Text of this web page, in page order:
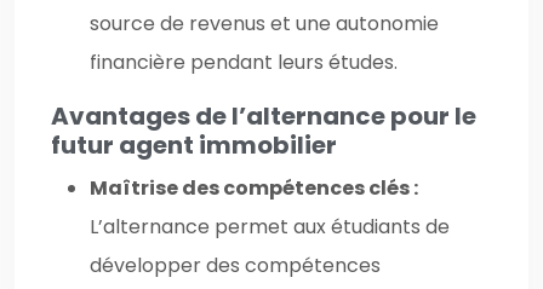
source de revenus et une autonomie
financière pendant leurs études.
Avantages de l’alternance pour le
futur agent immobilier
Maîtrise des compétences clés :
L’alternance permet aux étudiants de
développer des compétences